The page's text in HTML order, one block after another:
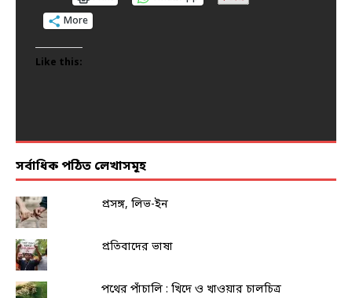
More
Like this:
More
Like this:
More
Like this:
More
Like this:
More
Like this:
সর্বাধিক পঠিত লেখাসমূহ
প্রসঙ্গ, লিভ-ইন
প্রতিবাদের ভাষা
পথের পাঁচালি : খিদে ও খাওয়ার চালচিত্র